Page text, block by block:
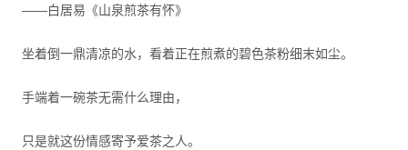
——白居易《山泉煎茶有怀》
坐着倒一鼎清凉的水，看着正在煎煮的碧色茶粉细末如尘。
手端着一碗茶无需什么理由，
只是就这份情感寄予爱茶之人。